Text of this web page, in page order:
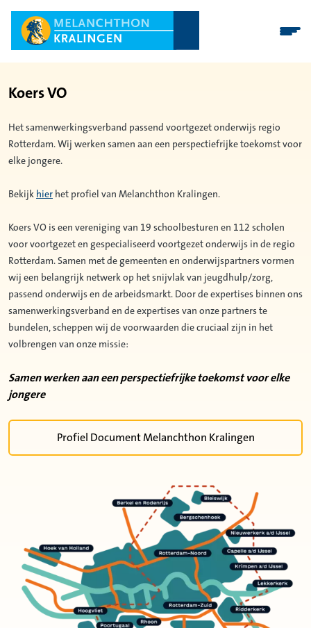
Koers VO
Het samenwerkingsverband passend voortgezet onderwijs regio
Rotterdam. Wij werken samen aan een perspectiefrijke toekomst voor
elke jongere.
Bekijk hier het profiel van Melanchthon Kralingen.
Koers VO is een vereniging van 19 schoolbesturen en 112 scholen
voor voortgezet en gespecialiseerd voortgezet onderwijs in de regio
Rotterdam. Samen met de gemeenten en onderwijspartners vormen
wij een belangrijk netwerk op het snijvlak van jeugdhulp/zorg,
passend onderwijs en de arbeidsmarkt. Door de expertises binnen ons
samenwerkingsverband en de expertises van onze partners te
bundelen, scheppen wij de voorwaarden die cruciaal zijn in het
volbrengen van onze missie:
Samen werken aan een perspectiefrijke toekomst voor elke
jongere
Profiel Document Melanchthon Kralingen